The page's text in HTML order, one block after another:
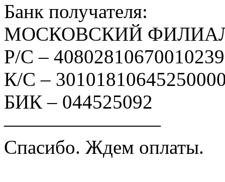
Банк получателя:
МОСКОВСКИЙ
Р/С –
К/С –
БИК – 044525092
————————
Спасибо. Ждем оплаты.